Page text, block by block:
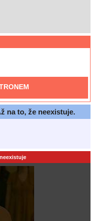
na to, že neexistuje.